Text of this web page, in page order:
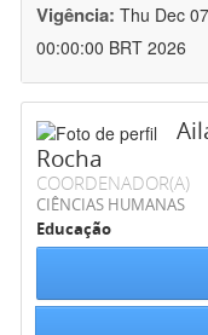
Vigência: Thu Dec
00:00:00 BRT 2026
Rocha
COORDENADOR(A)
CIÊNCIAS HUMANAS
Educação